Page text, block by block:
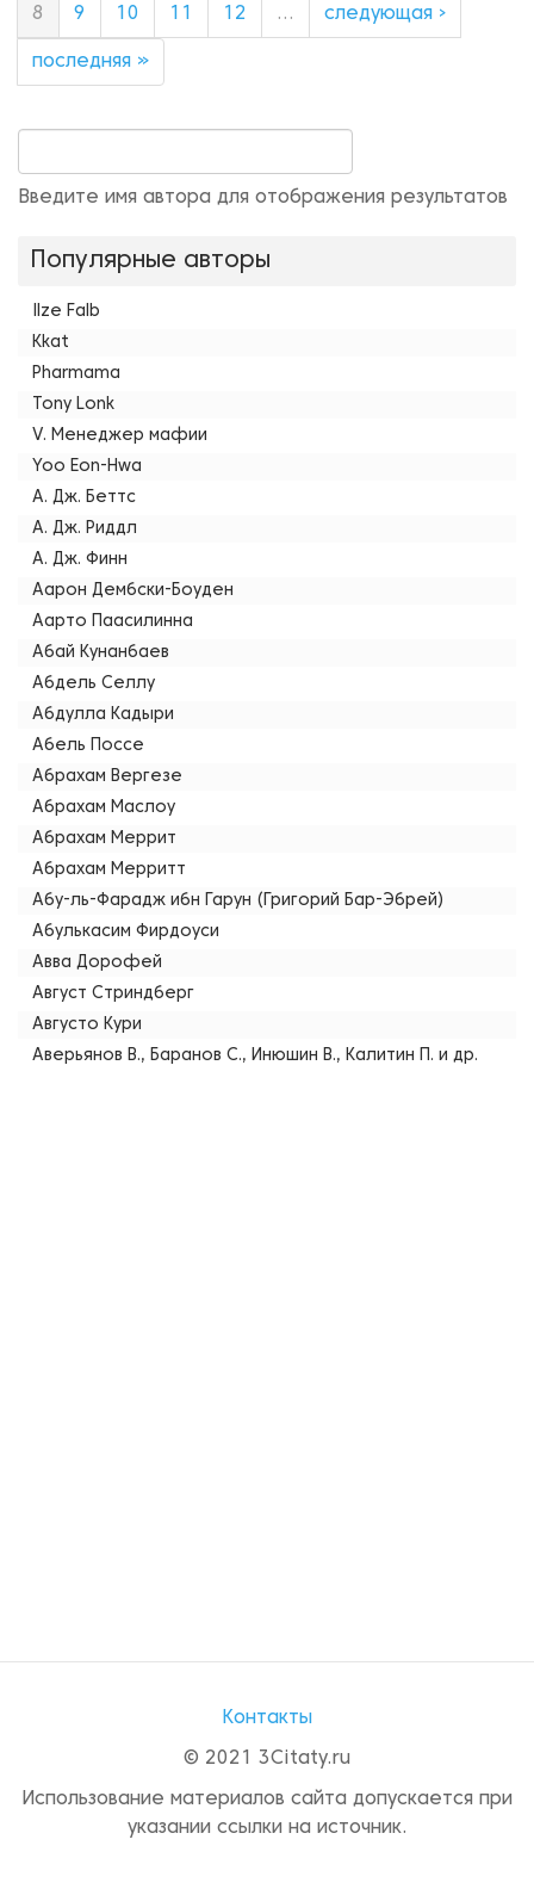
8 9 10 12 … следующая ›
последняя »
Введите имя автора для отображения результатов
Популярные авторы
Ilze Falb
Kkat
Pharmama
Tony Lonk
V. Менеджер мафии
Yoo Eon-Hwa
А. Дж. Беттс
А. Дж. Риддл
А. Дж. Финн
Аарон Дембски-Боуден
Аарто Паасилинна
Абай Кунанбаев
Абдель Селлу
Абдулла Кадыри
Абель Поссе
Абрахам Вергезе
Абрахам Маслоу
Абрахам Меррит
Абрахам Мерритт
Абу-ль-Фарадж ибн Гарун (Григорий Бар-Эбрей)
Абулькасим Фирдоуси
Авва Дорофей
Август Стриндберг
Августо Кури
Аверьянов В., Баранов С., Инюшин В., Калитин П. и др.
Контакты
© 2021 3Citaty.ru
Использование материалов сайта допускается при
указании ссылки на источник.